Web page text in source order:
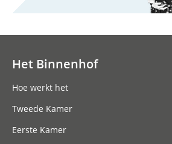
Het Binnenhof
Hoe werkt het
Tweede Kamer
Eerste Kamer